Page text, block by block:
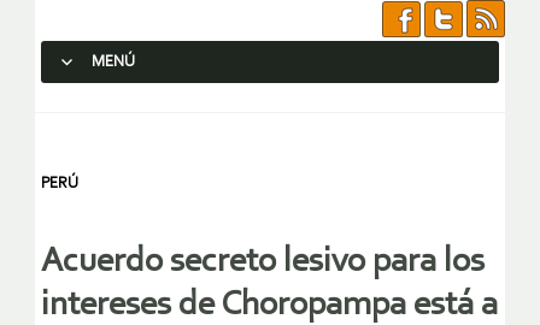
MENÚ
PERÚ
Acuerdo secreto lesivo para los
intereses de Choropampa está a